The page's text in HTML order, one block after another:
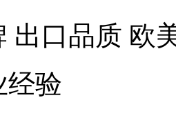
出口品质 欧
经验